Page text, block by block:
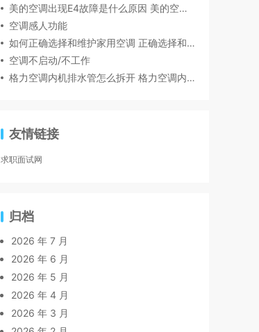
美的空调出现E4故障是什么原因 美的空调出现E4故障解决方法
空调感人功能
如何正确选择和维护家用空调 正确选择和维护家用空调方法
空调不启动/不工作
格力空调内机排水管怎么拆开 格力空调内机排水管拆开方法
友情链接
求职面试网
归档
2026 年 7 月
2026 年 6 月
2026 年 5 月
2026 年 4 月
2026 年 3 月